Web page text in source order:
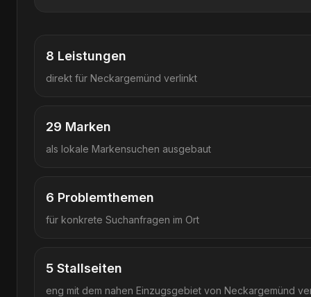
8 Leistungen
direkt für Neckargemünd verlinkt
29 Marken
als lokale Markensuchen ausgebaut
6 Problemthemen
für konkrete Suchanfragen im Ort
5 Stallseiten
eng mit dem nahen Einzugsgebiet von Neckargemünd